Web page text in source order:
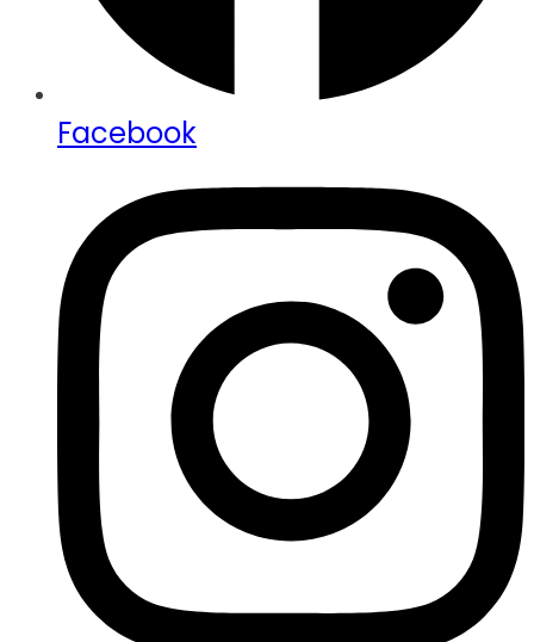
Facebook